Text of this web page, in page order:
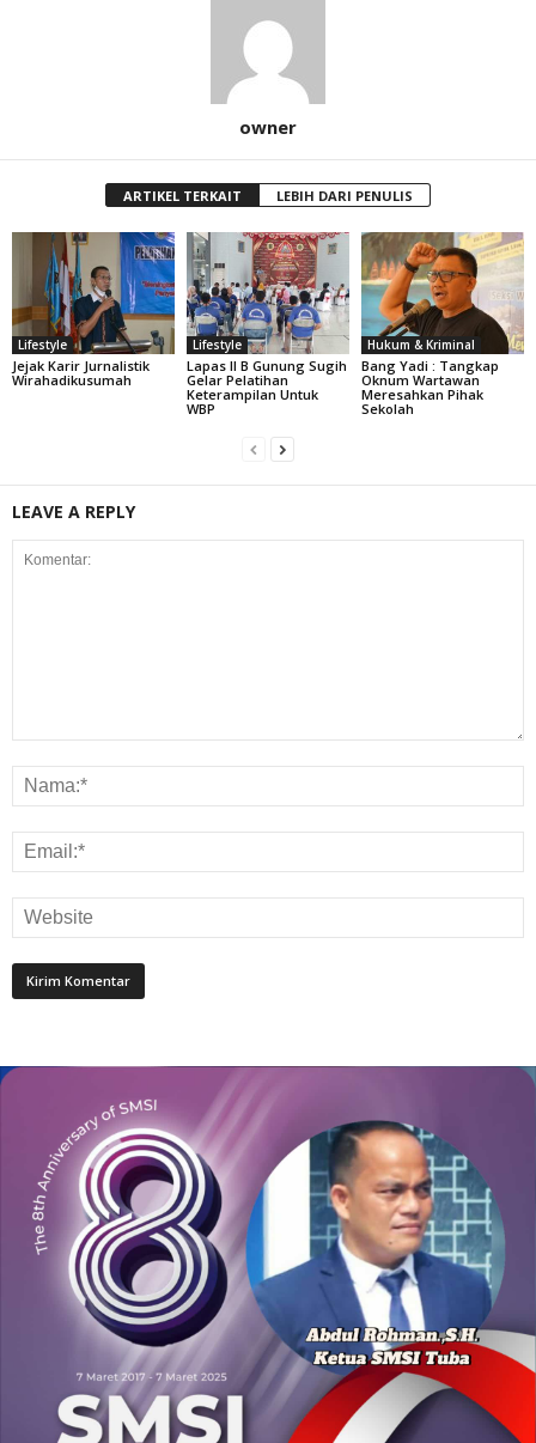
owner
ARTIKEL TERKAIT LEBIH DARI PENULIS
Lifestyle
Jejak Karir Jurnalistik
Wirahadikusumah
Lifestyle
Lapas II B Gunung Sugih
Gelar Pelatihan
Keterampilan Untuk
WBP
Hukum & Kriminal
Bang Yadi : Tangkap
Oknum Wartawan
Meresahkan Pihak
Sekolah
LEAVE A REPLY